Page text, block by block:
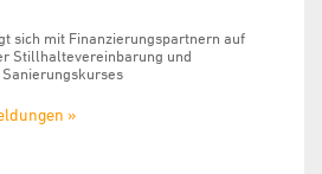
sich mit Finanzierungspartnern auf
Stillhaltevereinbarung und
»